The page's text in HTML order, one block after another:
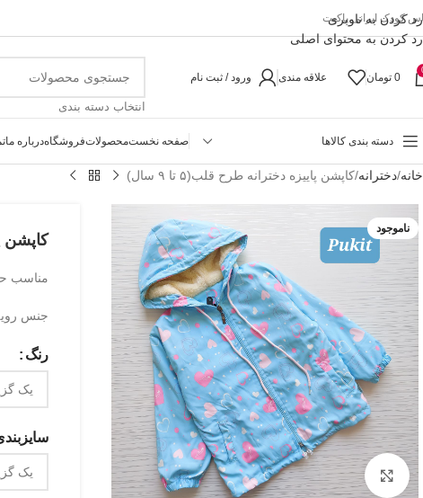
رد کردن به ناوبری
رد کردن به محتوای اصلی
کودک ایرانی پاکیت
0 تومان علاقه مندی ورود / ثبت نام
انتخاب دسته بندی
دسته بندی کالاها صفحه نخستمحصولاتفروشگاهدرباره ما
خانه دخترانه کاپشن پاییزه دخترانه طرح قلب(۵ تا ۹ سال)
ناموجود
بزرگنمایی تصویر
کاپشن
مناسب حدود ۵
جنس
رنگ